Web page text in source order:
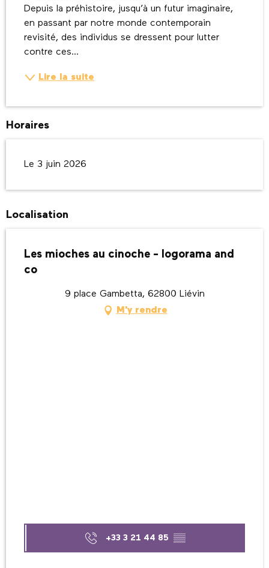
Depuis la préhistoire, jusqu’à un futur imaginaire,
en passant par notre monde contemporain
revisité, des individus se dressent pour lutter
contre ces...
Lire la suite
Horaires
Le 3 juin 2026
Localisation
Les mioches au cinoche - logorama and
co
9 place Gambetta, 62800 Liévin
M'y rendre
+33 3 21 44 85 ▒▒